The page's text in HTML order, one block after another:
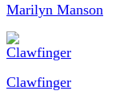
Marilyn Manson
Clawfinger